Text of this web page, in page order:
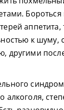
к шуму,
другими
алкоголя,